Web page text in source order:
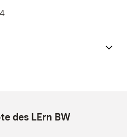
des LErn BW